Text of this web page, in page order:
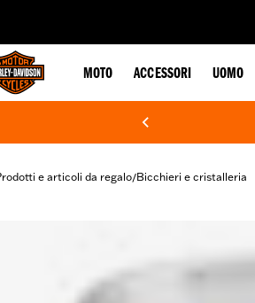
MOTO ACCESSORI UOMO
e articoli da regalo/Bicchieri e cristalleria